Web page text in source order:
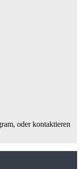
oder kontaktieren